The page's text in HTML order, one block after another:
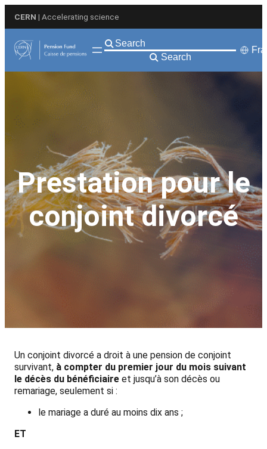
CERN | Accelerating science
Search
Prestation pour le
conjoint divorcé
Un conjoint divorcé a droit à une pension de conjoint
survivant, à compter du premier jour du mois suivant
le décès du bénéficiaire et jusqu’à son décès ou
remariage, seulement si :
le mariage a duré au moins dix ans ;
ET